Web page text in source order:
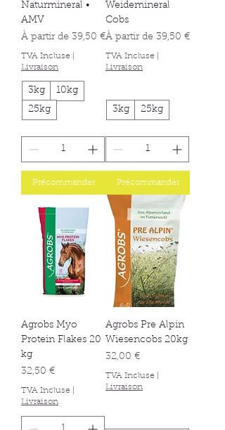
Naturmineral •
AMV
À partir de 39,50 €
Prix promotionnel
TVA Incluse
Livraison
3kg
10kg
25kg
Précommander
Weidemineral
Cobs
À partir de 39,50 €
Prix promotionnel
TVA Incluse
Livraison
3kg 25kg
Précommander
Agrobs Myo
Protein Flakes 20
kg
Prix
32,50 €
TVA Incluse
Livraison
Agrobs Pre Alpin
Wiesencobs 20kg
Prix
32,00 €
TVA Incluse
Livraison